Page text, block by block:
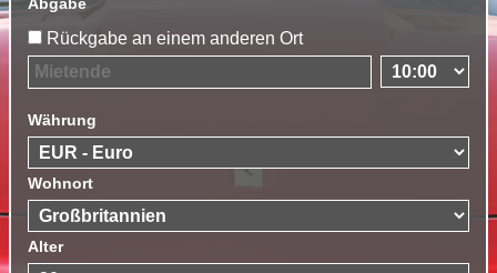
Rückgabe an einem anderen Ort
Währung
Wohnort
Alter